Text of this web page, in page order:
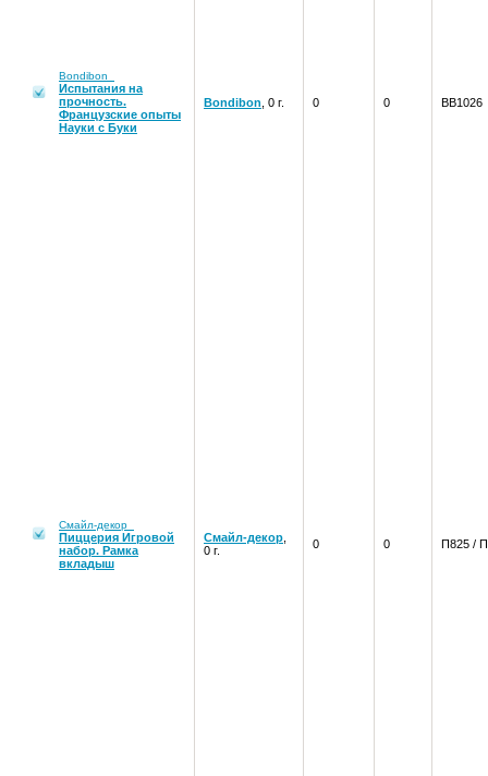
Bondibon
Испытания на
прочность.
Французские опыты
Науки с Буки
Bondibon , 0 г. 0 0 ВВ1026
Смайл-декор
Пиццерия Игровой
набор. Рамка
вкладыш
Смайл-декор
0 г.
0 0 П825 /